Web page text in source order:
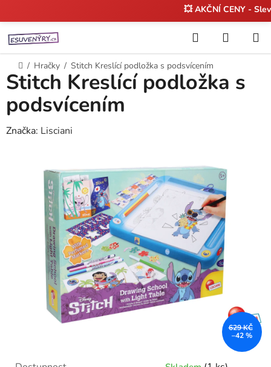
na
obsah
💥 AKČNÍ CENY -
Hledat
KOŠÍK
Domů
/ Hračky / Stitch Kreslící podložka s podsvícením
Stitch Kreslící podložka s
podsvícením
Značka: Lisciani
629 KČ
–42 %